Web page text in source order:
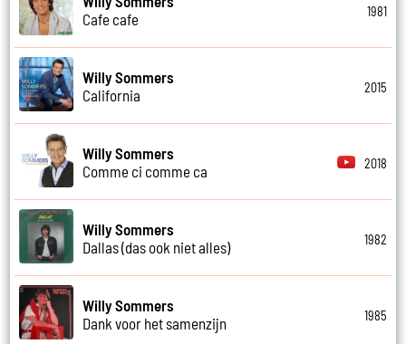
Cafe cafe
1981
Willy Sommers
California
2015
Willy Sommers
Comme ci comme ca
2018
Willy Sommers
Dallas (das ook niet alles)
1982
Willy Sommers
Dank voor het samenzijn
1985